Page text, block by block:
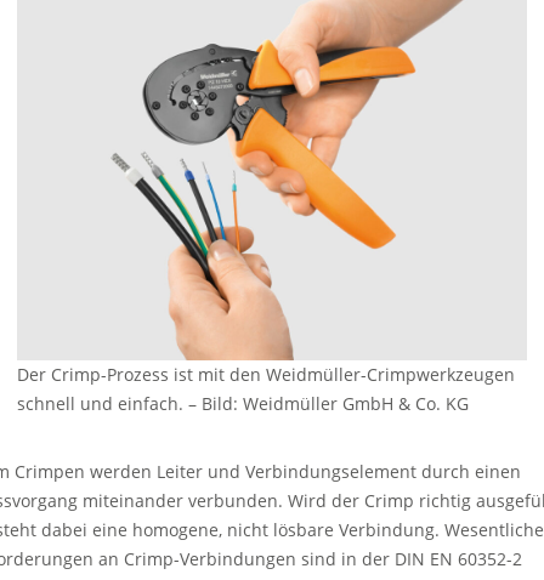
Der Crimp-Prozess ist mit den Weidmüller-Crimpwerkzeugen
schnell und einfach. – Bild: Weidmüller GmbH & Co. KG
Crimpen werden Leiter und Verbindungselement durch einen
miteinander verbunden. Wird der Crimp richtig
dabei eine homogene, nicht lösbare Verbindung. Wesentliche
an Crimp-Verbindungen sind in der DIN EN 60352-2